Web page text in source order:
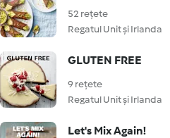
52 rețete
Regatul Unit și Irlanda
GLUTEN FREE
9 rețete
Regatul Unit și Irlanda
Let's Mix Again!